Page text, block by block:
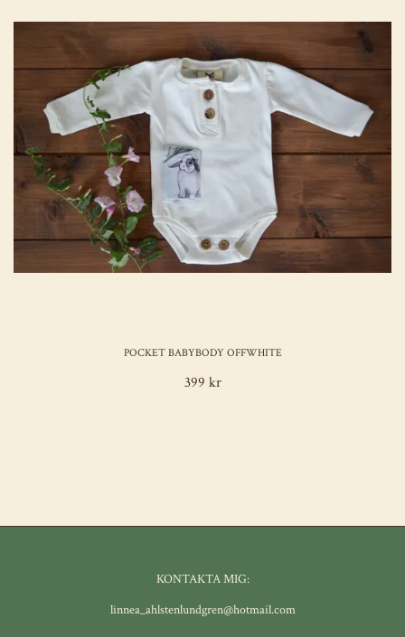
POCKET BABYBODY OFFWHITE
399 kr
KONTAKTA MIG:
linnea_ahlstenlundgren@hotmail.com